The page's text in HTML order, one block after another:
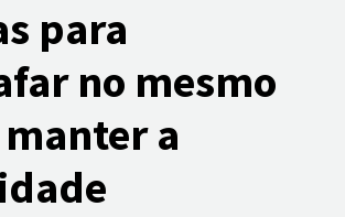
para
no mesmo
a